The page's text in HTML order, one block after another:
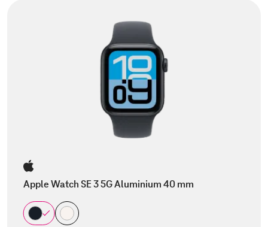
Apple Watch SE 3 5G Aluminium 40 mm